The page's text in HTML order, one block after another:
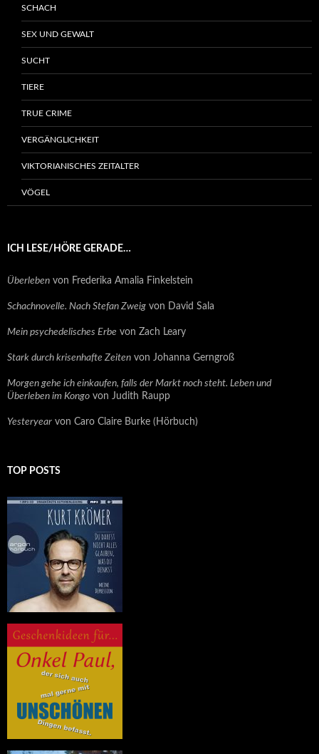
SCHACH
SEX UND GEWALT
SUCHT
TIERE
TRUE CRIME
VERGÄNGLICHKEIT
VIKTORIANISCHES ZEITALTER
VÖGEL
ICH LESE/HÖRE GERADE…
Überleben von Frederika Amalia Finkelstein
Schachnovelle. Nach Stefan Zweig von David Sala
Mein psychedelisches Erbe von Zach Leary
Stark durch krisenhafte Zeiten von Johanna Gerngroß
Morgen gehe ich einkaufen, falls der Markt noch steht. Leben und
Überleben im Kongo von Judith Raupp
Yesteryear von Caro Claire Burke (Hörbuch)
TOP POSTS